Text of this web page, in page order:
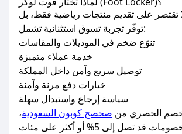
تقتصر على تقديم منتجات رياضية فقط، بل
توفّر تجربة تسوق استثنائية تشمل:
تنوّع ضخم في الموديلات والمقاسات
خدمة عملاء متميزة
توصيل سريع وآمن داخل المملكة
خيارات دفع مرنة وآمنة
سياسة إرجاع واستبدال سهلة
الحصري من صحصح كوبون السعودية،
تحصل على خصومات قد تصل إلى 5% أو أكثر على مئات